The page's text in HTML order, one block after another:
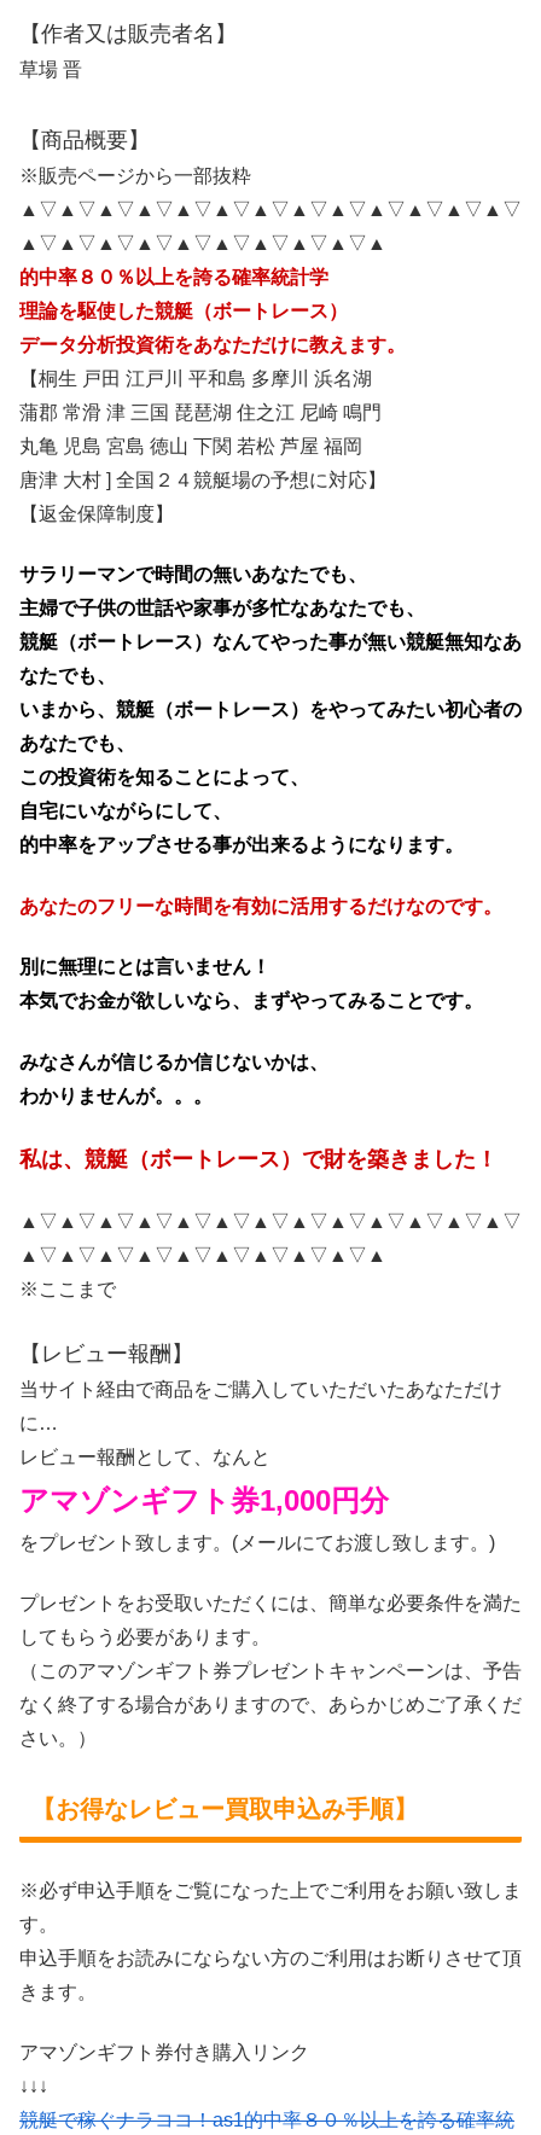
【作者又は販売者名】
草場 晋
【商品概要】
※販売ページから一部抜粋
▲▽▲▽▲▽▲▽▲▽▲▽▲▽▲▽▲▽▲▽▲▽▲▽▲▽
▲▽▲▽▲▽▲▽▲▽▲▽▲▽▲▽▲▽▲
的中率８０％以上を誇る確率統計学
理論を駆使した競艇（ボートレース）
データ分析投資術をあなただけに教えます。
【桐生 戸田 江戸川 平和島 多摩川 浜名湖
蒲郡 常滑 津 三国 琵琶湖 住之江 尼崎 鳴門
丸亀 児島 宮島 徳山 下関 若松 芦屋 福岡
唐津 大村 ] 全国２４競艇場の予想に対応】
【返金保障制度】
サラリーマンで時間の無いあなたでも、
主婦で子供の世話や家事が多忙なあなたでも、
競艇（ボートレース）なんてやった事が無い競艇無知なあ
なたでも、
いまから、競艇（ボートレース）をやってみたい初心者の
あなたでも、
この投資術を知ることによって、
自宅にいながらにして、
的中率をアップさせる事が出来るようになります。
あなたのフリーな時間を有効に活用するだけなのです。
別に無理にとは言いません！
本気でお金が欲しいなら、まずやってみることです。
みなさんが信じるか信じないかは、
わかりませんが。。。
私は、競艇（ボートレース）で財を築きました！
▲▽▲▽▲▽▲▽▲▽▲▽▲▽▲▽▲▽▲▽▲▽▲▽▲▽
▲▽▲▽▲▽▲▽▲▽▲▽▲▽▲▽▲▽▲
※ここまで
【レビュー報酬】
当サイト経由で商品をご購入していただいたあなただけ
に…
レビュー報酬として、なんと
アマゾンギフト券1,000円分
をプレゼント致します。(メールにてお渡し致します。)
プレゼントをお受取いただくには、簡単な必要条件を満た
してもらう必要があります。
（このアマゾンギフト券プレゼントキャンペーンは、予告
なく終了する場合がありますので、あらかじめご了承くだ
さい。）
【お得なレビュー買取申込み手順】
※必ず申込手順をご覧になった上でご利用をお願い致しま
す。
申込手順をお読みにならない方のご利用はお断りさせて頂
きます。
アマゾンギフト券付き購入リンク
↓↓↓
競艇で稼ぐナラココ！as1的中率８０％以上を誇る確率統